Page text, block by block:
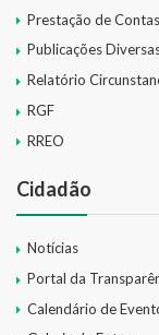
Prestação de Contas
Publicações
Relatório
RGF
RREO
Cidadão
Notícias
Portal da
Calendário de